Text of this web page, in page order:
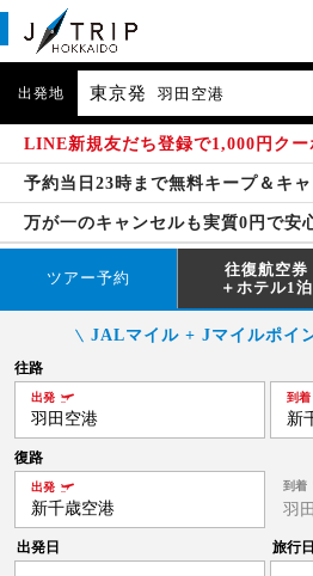
出発地 東京発 羽田空港
LINE新規友だち登録で1,000円クー
予約当日23時まで無料キープ＆キ
万が一のキャンセルも実質0円で安
ツアー予約
往復航空券
＋ホテル1泊
JALマイル + Jマイルポイ
出発日 旅行
往路
出発
羽田空港
到着
新
復路
出発
新千歳空港
到着
羽